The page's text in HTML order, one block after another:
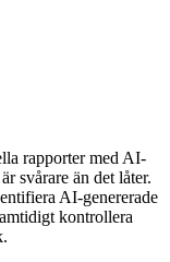
rapporter med AI-
svårare än det låter.
AI-genererade
kontrollera